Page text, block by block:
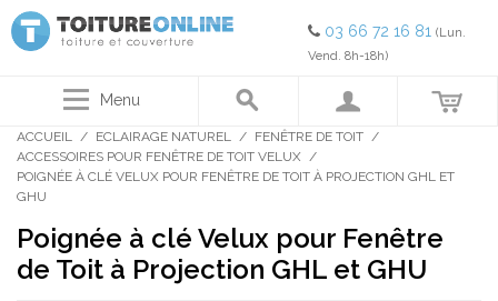
03 66 72 16 81 (Lun.
Vend. 8h-18h)
Menu
ACCUEIL / ECLAIRAGE NATUREL / FENÊTRE DE TOIT /
ACCESSOIRES POUR FENÊTRE DE TOIT VELUX /
POIGNÉE À CLÉ VELUX POUR FENÊTRE DE TOIT À PROJECTION GHL ET
GHU
Poignée à clé Velux pour Fenêtre
de Toit à Projection GHL et GHU